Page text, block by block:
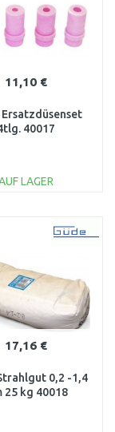
11,10 €
Ersatzdüsenset
40017
LAGER
17,16 €
0,2 -1,4
25 kg 40018